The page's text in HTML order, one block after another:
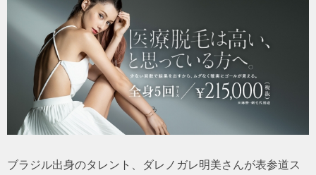
グルメ
トラベル
サッカー
ブラジル出身のタレント、ダレノガレ明美さんが表参道ス